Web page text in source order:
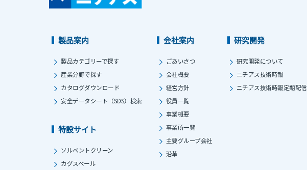
製品案内
製品カテゴリーで探す
産業分野で探す
カタログダウンロード
安全データシート（SDS）検索
特設サイト
ソルベントクリーン
カグスベール
会社案内
ごあいさつ
会社概要
経営方針
役員一覧
事業概要
事業所一覧
主要グループ会社
沿革
研究開発
研究開発について
ニチアス技術時報
ニチアス技術時報定期配信